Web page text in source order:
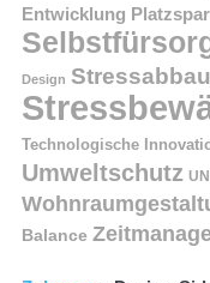
Entwicklung
Design Stressabbau
Technologische
Umweltschutz
Balance